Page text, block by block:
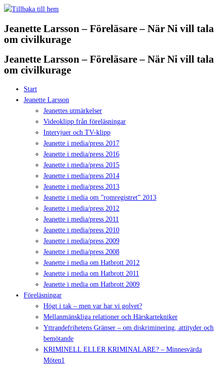
Hoppa
innehåll
Jeanette Larsson – Föreläsare – När Ni vill tala
om civilkurage
Jeanette Larsson – Föreläsare – När Ni vill tala
om civilkurage
Start
Jeanette Larsson
Jeanettes utmärkelser
Videoklipp från föreläsningar
Intervjuer och TV-klipp
Jeanette i media/press 2017
Jeanette i media/press 2016
Jeanette i media/press 2015
Jeanette i media/press 2014
Jeanette i media/press 2013
Jeanette i media om ”romregistret” 2013
Jeanette i media/press 2012
Jeanette i media/press 2011
Jeanette i media/press 2010
Jeanette i media/press 2009
Jeanette i media/press 2008
Jeanette i media om Hatbrott 2012
Jeanette i media om Hatbrott 2011
Jeanette i media om Hatbrott 2009
Föreläsningar
Högt i tak – men var har vi golvet?
Mellanmänskliga relationer och Härskartekniker
Yttrandefrihetens Gränser – om diskriminering, attityder och
bemötande
KRIMINELL ELLER KRIMINALARE? – Minnesvärda
Möten1